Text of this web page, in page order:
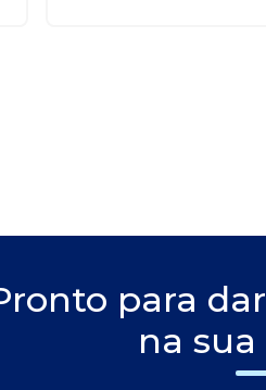
para
na sua